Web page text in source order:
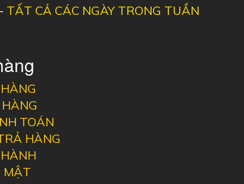
- TẤT CẢ CÁC NGÀY TRONG TUẦN
TOÁN
HÀNG
MẬT